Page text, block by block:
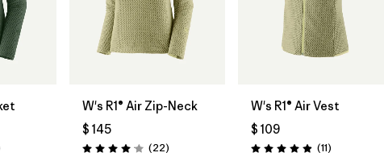
W's R1® Air Zip-Neck
$ 145
Valoración: 4.0 / 5
(22Comentarios
)
W's R1® Air Vest
$ 109
Valoración: 4.9 / 5
(11Comentarios
)